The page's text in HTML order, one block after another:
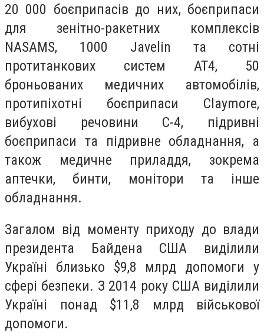
20 000 боєприпасів до них, боєприпаси
для зенітно-ракетних комплексів
NASAMS, 1000 Javelin та сотні
протитанкових систем AT4, 50
броньованих медичних автомобілів,
протипіхотні боєприпаси Claymore,
вибухові речовини С-4, підривні
боєприпаси та підривне обладнання, а
також медичне приладдя, зокрема
аптечки, бинти, монітори та інше
обладнання.
Загалом від моменту приходу до влади
президента Байдена США виділили
Україні близько $9,8 млрд допомоги у
сфері безпеки. З 2014 року США виділили
Україні понад $11,8 млрд військової
допомоги.